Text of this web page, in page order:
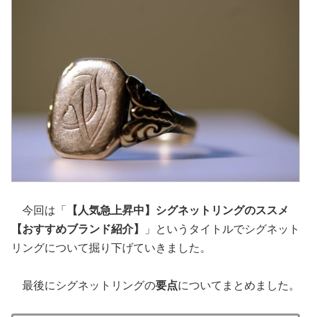
今回は「
【人気急上昇中】シグネットリングのススメ
【おすすめブランド紹介】
」というタイトルでシグネット
リングについて掘り下げていきました。
最後にシグネットリングの要点についてまとめました。